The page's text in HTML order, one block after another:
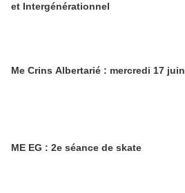
et Intergénérationnel
Me Crins Albertarié : mercredi 17 juin
ME EG : 2e séance de skate